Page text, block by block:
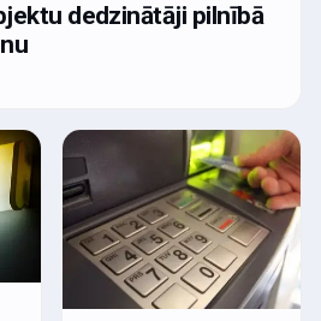
dedzinātāji pilnībā